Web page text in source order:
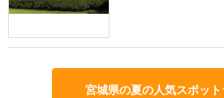
宮城県の夏の人気スポッ